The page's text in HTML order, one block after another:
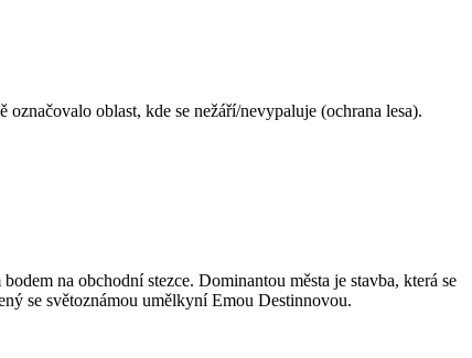
oblast, kde se nežáří/nevypaluje (ochrana lesa).
na obchodní stezce. Dominantou města je stavba, která se
se světoznámou umělkyní Emou Destinnovou.